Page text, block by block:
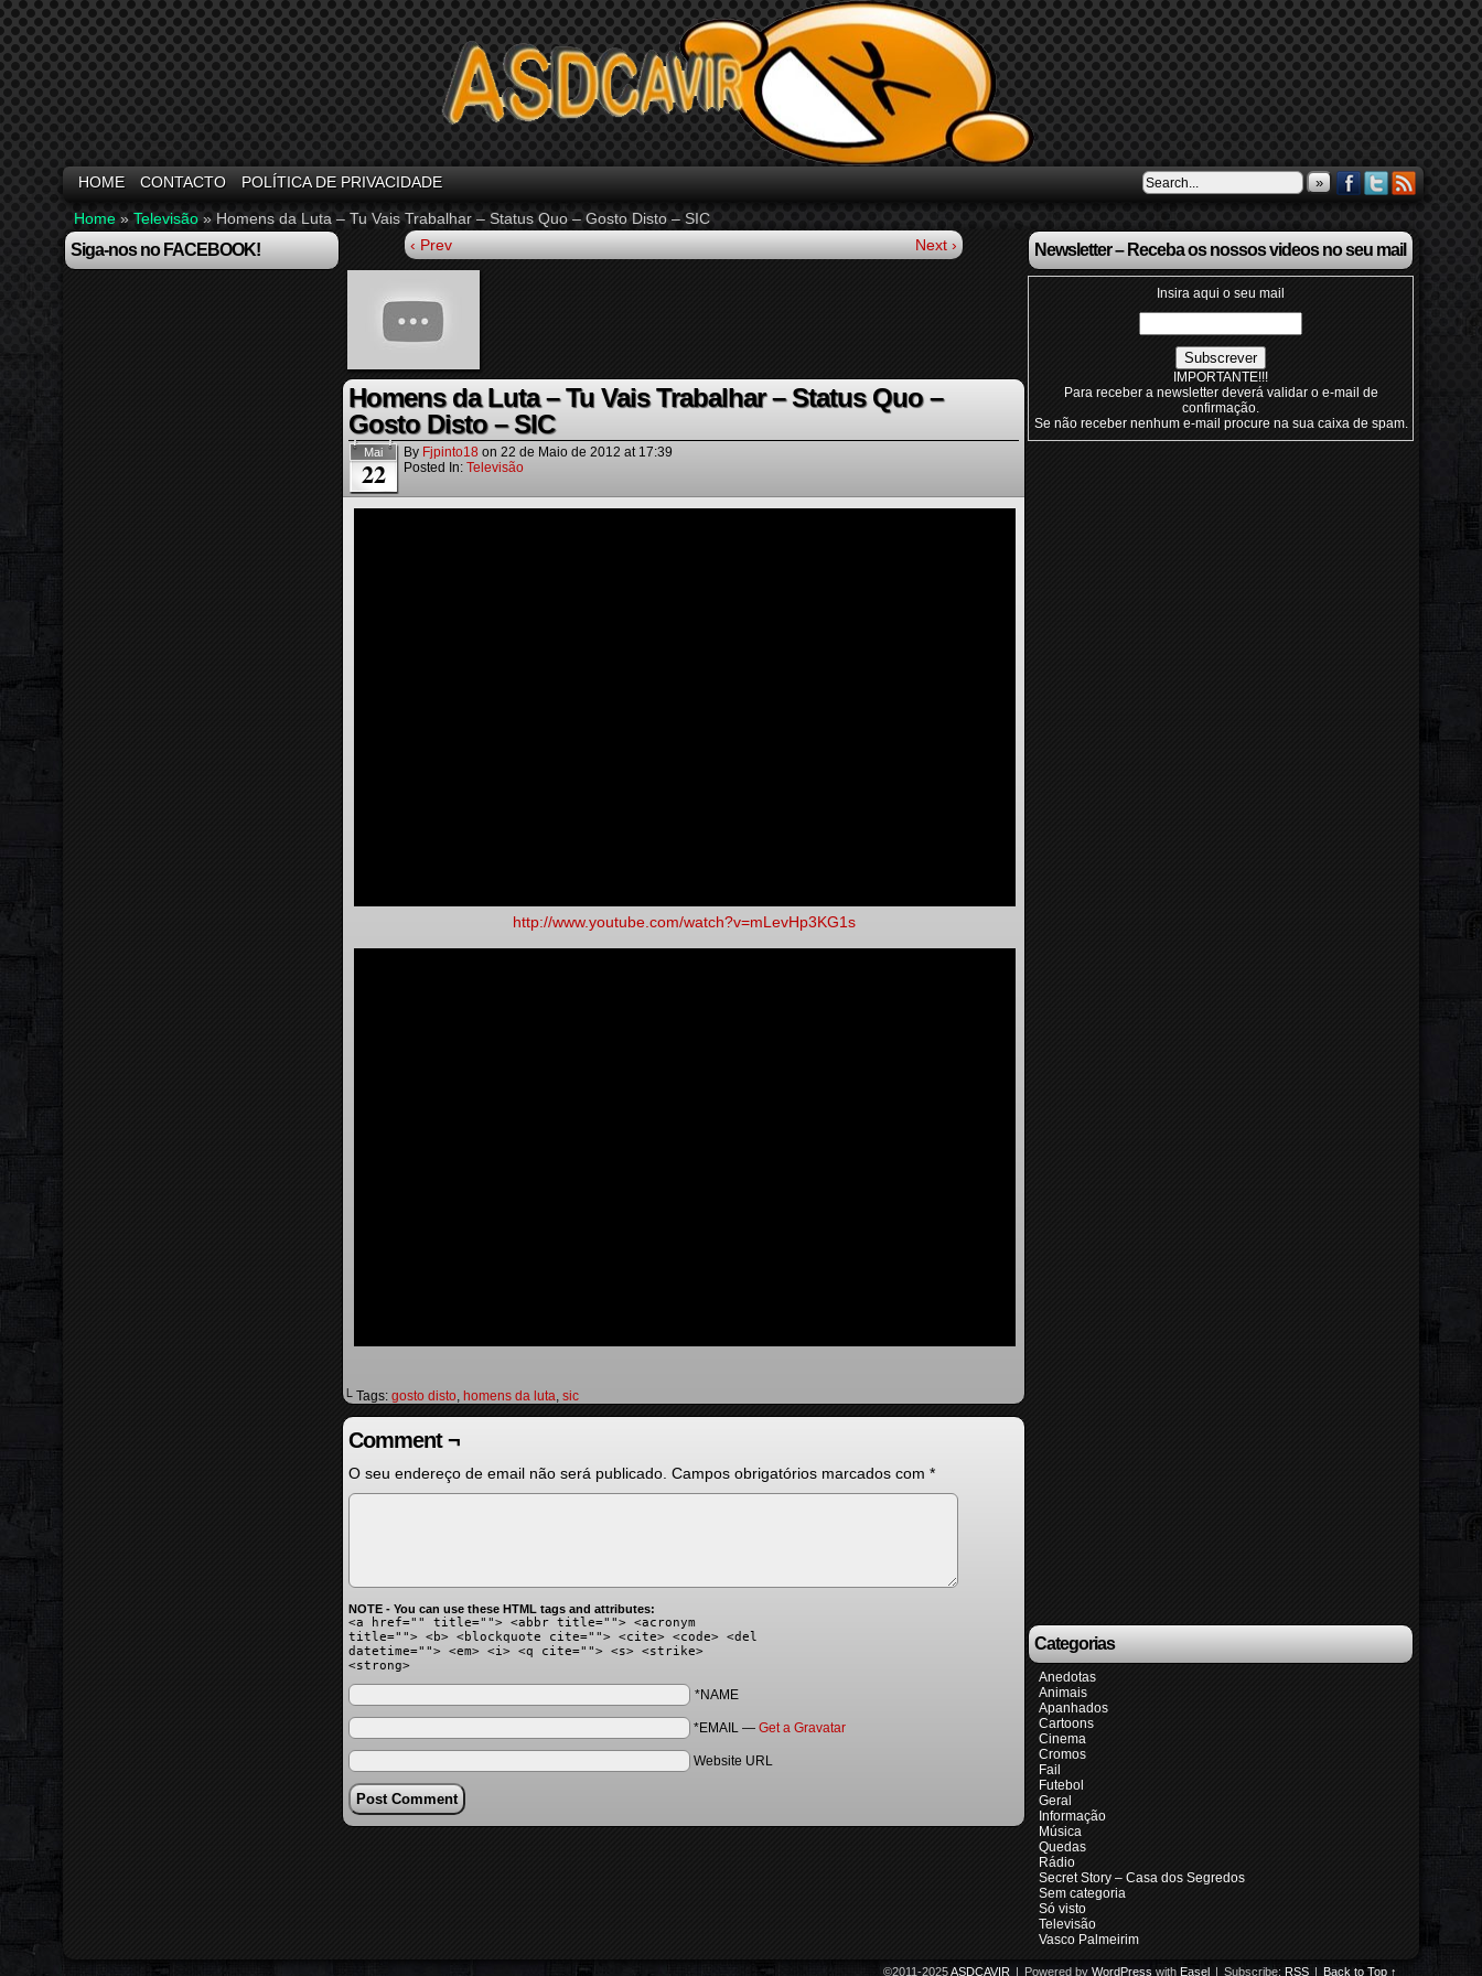
HOME CONTACTO POLÍTICA DE PRIVACIDADE »
Home » Televisão » Homens da Luta – Tu Vais Trabalhar – Status Quo – Gosto Disto – SIC
Siga-nos no FACEBOOK! ‹ Prev Next ›
Homens da Luta – Tu Vais Trabalhar – Status Quo –
Gosto Disto – SIC
Mai
22
By Fjpinto18 on 22 de Maio de 2012 at 17:39
Posted In: Televisão
http://www.youtube.com/watch?v=mLevHp3KG1s
└ Tags: gosto disto, homens da luta, sic
Comment ¬
O seu endereço de email não será publicado. Campos obrigatórios marcados com *
NOTE - You can use these HTML tags and attributes:
<a href="" title=""> <abbr title=""> <acronym
title=""> <b> <blockquote cite=""> <cite> <code> <del
datetime=""> <em> <i> <q cite=""> <s> <strike>
<strong>
*NAME
*EMAIL — Get a Gravatar
Website URL
Newsletter – Receba os nossos videos no seu mail
Insira aqui o seu mail
IMPORTANTE!!!
Para receber a newsletter deverá validar o e-mail de
confirmação.
Se não receber nenhum e-mail procure na sua caixa de spam.
Categorias
Anedotas
Animais
Apanhados
Cartoons
Cinema
Cromos
Fail
Futebol
Geral
Informação
Música
Quedas
Rádio
Secret Story – Casa dos Segredos
Sem categoria
Só visto
Televisão
Vasco Palmeirim
©2011-2025ASDCAVIR | Powered by WordPress with Easel | Subscribe: RSS | Back to Top ↑